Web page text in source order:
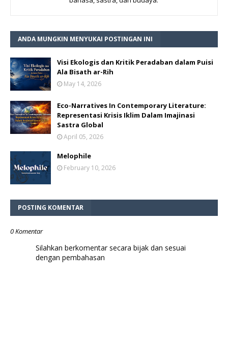
ANDA MUNGKIN MENYUKAI POSTINGAN INI
Visi Ekologis dan Kritik Peradaban dalam Puisi
Ala Bisath ar-Rih
May 14, 2026
Eco-Narratives In Contemporary Literature:
Representasi Krisis Iklim Dalam Imajinasi
Sastra Global
April 05, 2026
Melophile
February 10, 2026
POSTING KOMENTAR
0 Komentar
Silahkan berkomentar secara bijak dan sesuai
dengan pembahasan